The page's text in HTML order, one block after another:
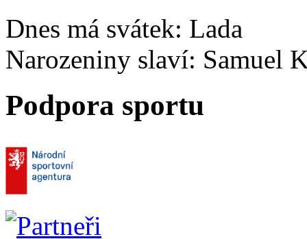
Dnes má svátek: Lada
Narozeniny slaví: Samuel
Podpora sportu